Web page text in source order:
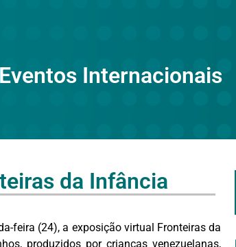
Internacionais
da Infância
feira (24), a exposição virtual Fronteiras da
produzidos por crianças venezuelanas,